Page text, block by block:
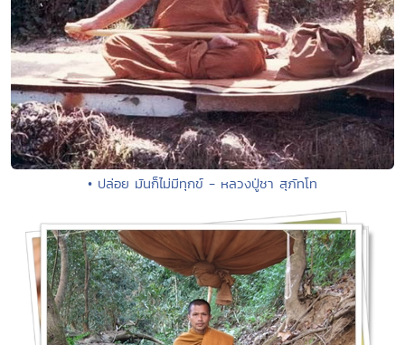
• ปล่อย มันก็ไม่มีทุกข์ - หลวงปู่ชา สุภัทโท